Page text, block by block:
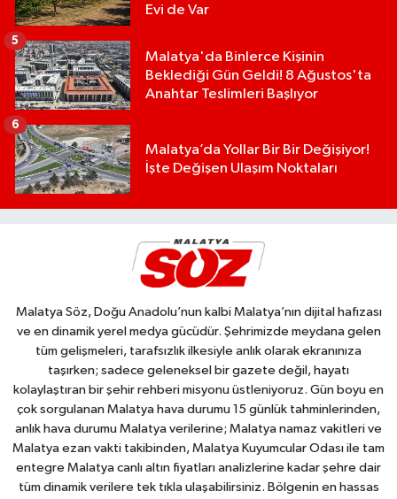
Evi de Var
Malatya'da Binlerce Kişinin
Beklediği Gün Geldi! 8 Ağustos'ta
Anahtar Teslimleri Başlıyor
5
Malatya’da Yollar Bir Bir Değişiyor!
İşte Değişen Ulaşım Noktaları
6
Malatya Söz, Doğu Anadolu’nun kalbi Malatya’nın dijital hafızası
ve en dinamik yerel medya gücüdür. Şehrimizde meydana gelen
tüm gelişmeleri, tarafsızlık ilkesiyle anlık olarak ekranınıza
taşırken; sadece geleneksel bir gazete değil, hayatı
kolaylaştıran bir şehir rehberi misyonu üstleniyoruz. Gün boyu en
çok sorgulanan Malatya hava durumu 15 günlük tahminlerinden,
anlık hava durumu Malatya verilerine; Malatya namaz vakitleri ve
Malatya ezan vakti takibinden, Malatya Kuyumcular Odası ile tam
entegre Malatya canlı altın fiyatları analizlerine kadar şehre dair
tüm dinamik verilere tek tıkla ulaşabilirsiniz. Bölgenin en hassas